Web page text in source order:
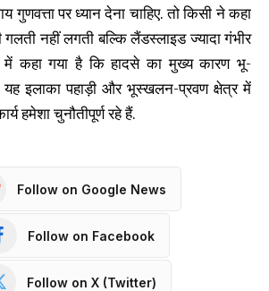
पर ध्यान देना चाहिए. तो किसी ने कहा
नहीं लगती बल्कि लैंडस्लाइड ज्यादा गंभीर
में कहा गया है कि हादसे का मुख्य कारण भू-
यह इलाका पहाड़ी और भूस्खलन-प्रवण क्षेत्र में
हमेशा चुनौतीपूर्ण रहे हैं.
Follow on Google News
Follow on Facebook
Follow on X (Twitter)